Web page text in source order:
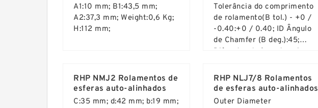
A1:10 mm; B1:43,5 mm;
A2:37,3 mm; Weight:0,6 Kg;
H:112 mm;
Tolerância do comprimento
de rolamento(B tol.) - +0 /
-0.40:+0 / 0.40; ID Ângulo
de Chamfer (B deg.):45;
Diâmetro do furo da caixa.
+0.035 / 0; Diâmetro chato
(mm):100; Apresenta
RHP NMJ2 Rolamentos de
esferas auto-alinhados
C:35 mm; d:42 mm; b:19 mm;
RHP NLJ7/8 Rolamentos
de esferas auto-alinhados
Outer Diameter